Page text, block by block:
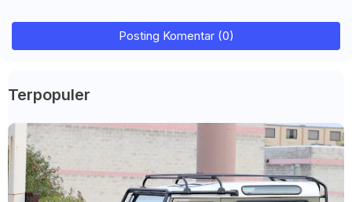
Posting Komentar (0)
Terpopuler